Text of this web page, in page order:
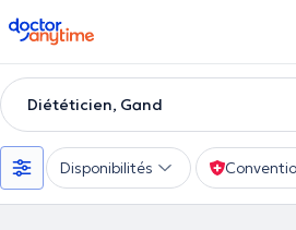
doctoranytime
Diététicien, Gand
Disponibilités